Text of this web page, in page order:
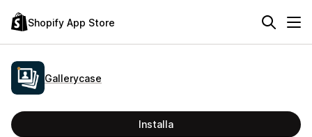
Shopify App Store
Gallerycase
Installa